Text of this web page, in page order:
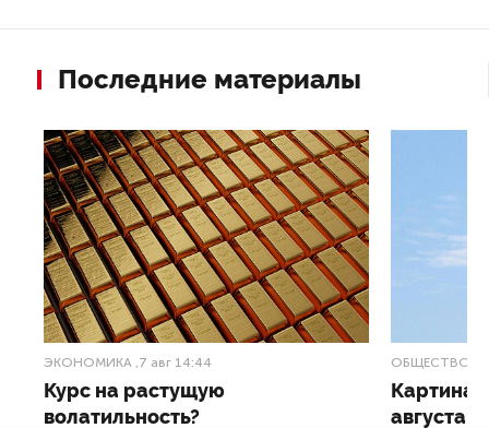
Последние материалы
ЭКОНОМИКА ,7 авг 14:44
Курс на растущую
волатильность?
ОБЩЕСТВО
Картина
августа